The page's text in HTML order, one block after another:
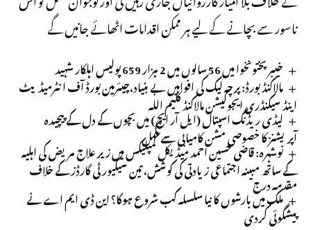
ناسور سے بچانے کے لیے ہر ممکن اقدامات اٹھائے جانیں گے
خیبر پختونخوا میں 56 سالوں میں 2 ہزار 659 پولیس اہلکار شہید
مالاکنڈ بورڈ: پرچہ لیک کی افواہیں بے بنیاد،چیئرمین بورڈ آف انٹرمیڈیٹ
اینڈ سیکنڈری ایجوکیشن مالاکنڈ کلیم اللہ
لیڈی ریڈنگ اسپتال (ایل آر ایچ) میں بچوں کے دل کے پیچیدہ
آپریشنز کا خصوصی مشن کامیابی سے مکمل
نوشہرہ: قاضی حسین احمد میڈیکل کمپلیکس میں زیر علاج مریض کی اہلیہ
کے ساتھ مبینہ اجتماعی زیادتی کی کوشش، تین سیکیورٹی گارڈز کے خلاف
مقدمہ درج
ملک میں بارشوں کا نیا سلسلہ کب شروع ہوگا؟ این ڈی ایم اے نے
پیشگوئی کردی